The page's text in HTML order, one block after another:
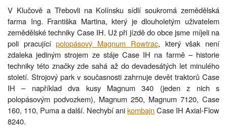
V Klučově a Třebovli na Kolínsku sídlí soukromá zemědělská
farma Ing. Františka Martina, který je dlouholetým uživatelem
zemědělské techniky Case IH. Už při jízdě do obce jsme míjeli na
poli pracujícípolopásový Magnum Rowtrac, který však není
zdaleka jediným strojem ze stáje Case IH na farmě – historie
techniky této značky zde sahá až do devadesátých let minulého
století. Strojový park v současnosti zahrnuje devět traktorů Case
IH – například dva kusy Magnum 340 (jeden z nich s
polopásovým podvozkem), Magnum 250, Magnum 7120, Case
160, 110, Puma a další. Nechybí anikombajnCase IH Axial-Flow
8240.